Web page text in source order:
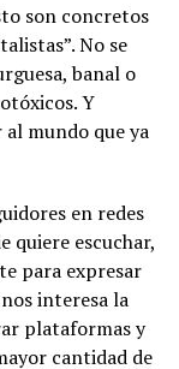
son concretos
No se
banal o
Y
mundo que ya
en redes
quiere escuchar,
para expresar
interesa la
plataformas y
cantidad de